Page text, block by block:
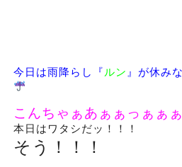
今日は雨降らし『ルン 』が休み
こんちゃぁあぁぁっぁぁ
本日はワタシだッ！！！
そう！！！